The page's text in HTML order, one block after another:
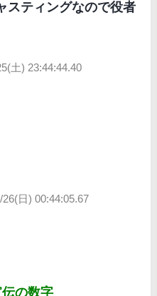
スティングなので役者
土) 23:44:44.40
26(日) 00:44:05.67
の数字